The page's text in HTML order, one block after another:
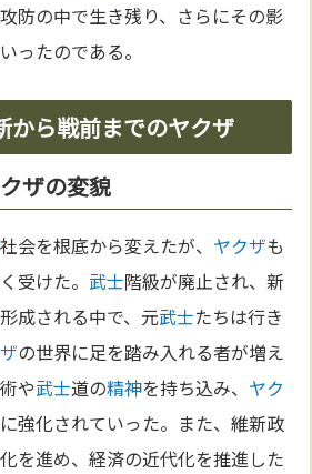
防の中で生き残り、さらにその影
ったのである。
から戦前までのヤクザ
ザの変貌
社会を根底から変えたが、 ヤクザも
受けた。 武士階級が廃止され、新
成される中で、元武士たちは行き
の世界に足を踏み入れる者が増え
や武士道の精神を持ち込み、 ヤク
強化されていった。また、維新政
を進め、経済の近代化を推進した